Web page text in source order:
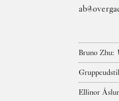
Bruno Zhu:
Ellinor